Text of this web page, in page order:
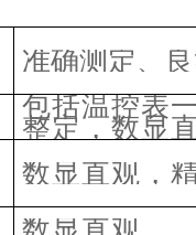
准确测定、
包括温控表
整定，数显
数显直观，